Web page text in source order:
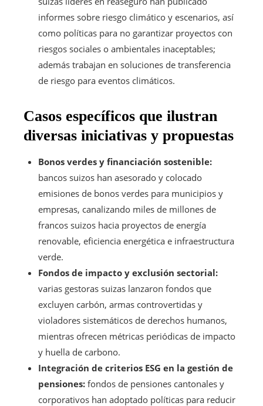
informes sobre riesgo climático y escenarios, así
como políticas para no garantizar proyectos con
riesgos sociales o ambientales inaceptables;
además trabajan en soluciones de transferencia
de riesgo para eventos climáticos.
Casos específicos que ilustran
diversas iniciativas y propuestas
Bonos verdes y financiación sostenible:
bancos suizos han asesorado y colocado
emisiones de bonos verdes para municipios y
empresas, canalizando miles de millones de
francos suizos hacia proyectos de energía
renovable, eficiencia energética e infraestructura
verde.
Fondos de impacto y exclusión sectorial:
varias gestoras suizas lanzaron fondos que
excluyen carbón, armas controvertidas y
violadores sistemáticos de derechos humanos,
mientras ofrecen métricas periódicas de impacto
y huella de carbono.
Integración de criterios ESG en la gestión de
pensiones: fondos de pensiones cantonales y
corporativos han adoptado políticas para reducir